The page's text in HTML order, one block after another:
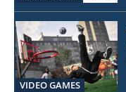
VIDEO GAMES